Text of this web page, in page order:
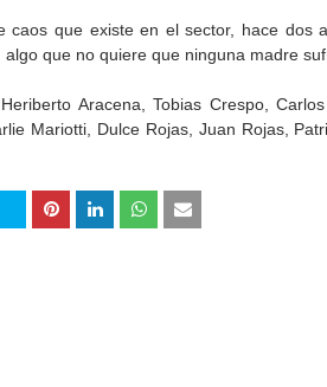
caos que existe en el sector, hace dos
que no quiere que ninguna madre
Aracena, Tobias Crespo,
Mariotti, Dulce Rojas, Juan Rojas,